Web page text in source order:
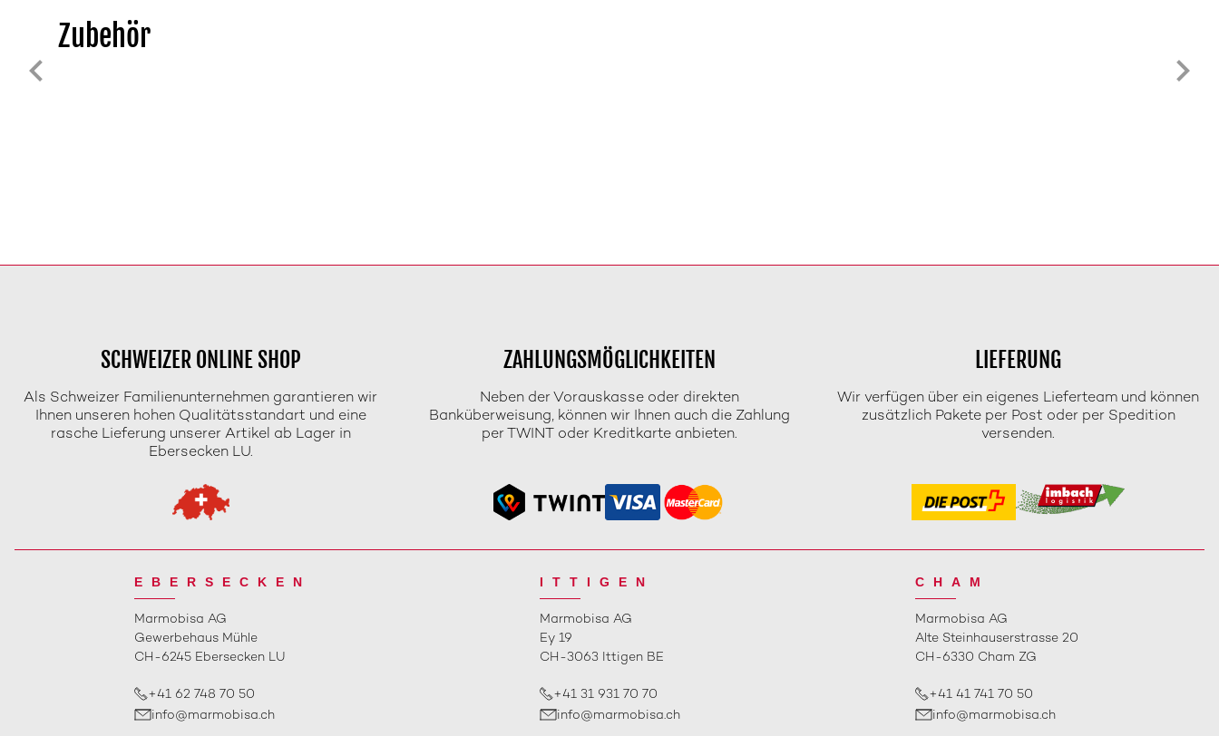
Zubehör
SCHWEIZER ONLINE SHOP
Als Schweizer Familienunternehmen garantieren wir
Ihnen unseren hohen Qualitätsstandart und eine
rasche Lieferung unserer Artikel ab Lager in
Ebersecken LU.
ZAHLUNGSMÖGLICHKEITEN
Neben der Vorauskasse oder direkten
Banküberweisung, können wir Ihnen auch die Zahlung
per TWINT oder Kreditkarte anbieten.
LIEFERUNG
Wir verfügen über ein eigenes Lieferteam und können
zusätzlich Pakete per Post oder per Spedition
versenden.
EBERSECKEN
Marmobisa AG
Gewerbehaus Mühle
CH-6245 Ebersecken LU
+41 62 748 70 50
info@marmobisa.ch
ITTIGEN
Marmobisa AG
Ey 19
CH-3063 Ittigen BE
+41 31 931 70 70
info@marmobisa.ch
CHAM
Marmobisa AG
Alte Steinhauserstrasse 20
CH-6330 Cham ZG
+41 41 741 70 50
info@marmobisa.ch